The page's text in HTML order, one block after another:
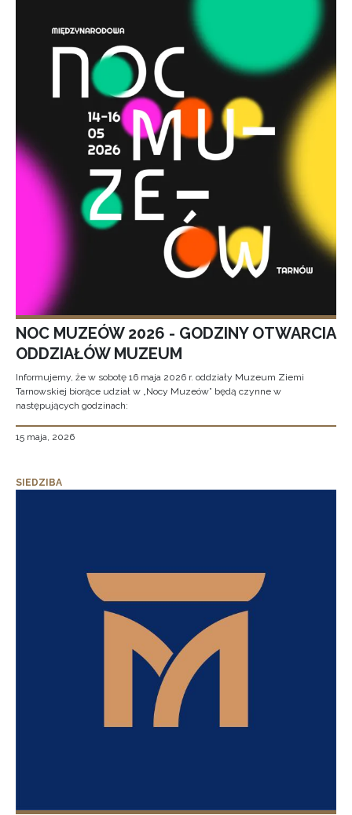
NOC MUZEÓW 2026 - GODZINY OTWARCIA
ODDZIAŁÓW MUZEUM
Informujemy, że w sobotę 16 maja 2026 r. oddziały Muzeum Ziemi
Tarnowskiej biorące udział w „Nocy Muzeów” będą czynne w
następujących godzinach:
15 maja, 2026
SIEDZIBA